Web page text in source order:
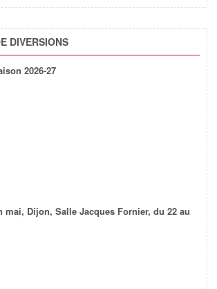
DIVERSIONS
2026-27
mai, Dijon, Salle Jacques Fornier, du 22 au